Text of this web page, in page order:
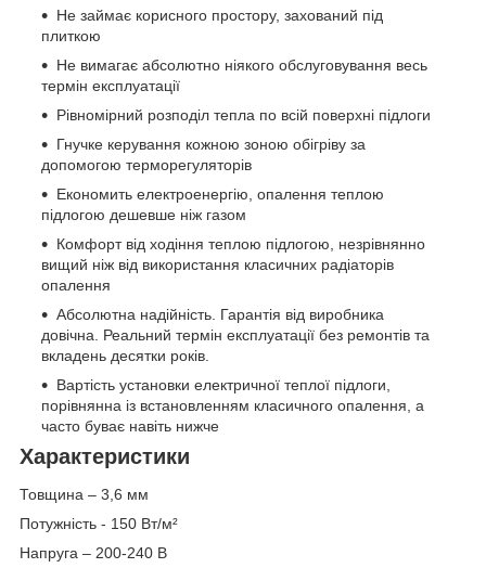
Не займає корисного простору, захований під
плиткою
Не вимагає абсолютно ніякого обслуговування весь
термін експлуатації
Рівномірний розподіл тепла по всій поверхні підлоги
Гнучке керування кожною зоною обігріву за
допомогою терморегуляторів
Економить електроенергію, опалення теплою
підлогою дешевше ніж газом
Комфорт від ходіння теплою підлогою, незрівнянно
вищий ніж від використання класичних радіаторів
опалення
Абсолютна надійність. Гарантія від виробника
довічна. Реальний термін експлуатації без ремонтів та
вкладень десятки років.
Вартість установки електричної теплої підлоги,
порівнянна із встановленням класичного опалення, а
часто буває навіть нижче
Характеристики
Товщина – 3,6 мм
Потужність - 150 Вт/м²
Напруга – 200-240 В